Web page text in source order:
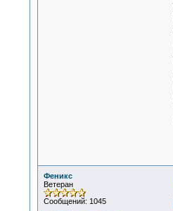
Феникс
Ветеран
Сообщений: 1045